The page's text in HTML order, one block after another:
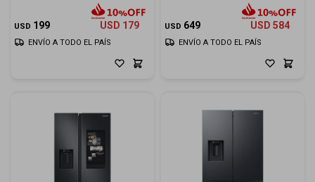
USD 199 USD 179
ENVÍO A TODO EL PAÍS
USD 649 USD 584
ENVÍO A TODO EL PAÍS